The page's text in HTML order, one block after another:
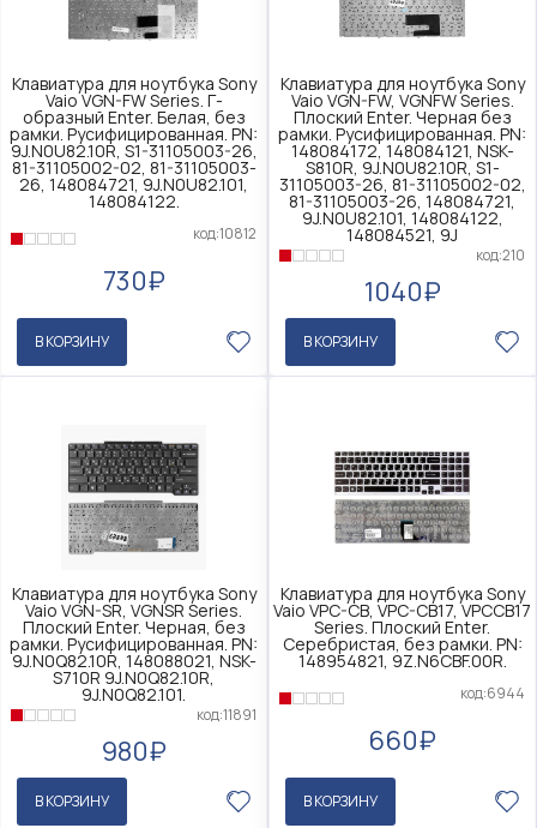
Клавиатура для ноутбука Sony
Vaio VGN-FW Series. Г-
образный Enter. Белая, без
рамки. Русифицированная. PN:
9J.N0U82.10R, S1-31105003-26,
81-31105002-02, 81-31105003-
26, 148084721, 9J.N0U82.101,
148084122.
код:10812
730₽
В КОРЗИНУ
Клавиатура для ноутбука Sony
Vaio VGN-FW, VGNFW Series.
Плоский Enter. Черная без
рамки. Русифицированная. PN:
148084172, 148084121, NSK-
S810R, 9J.N0U82.10R, S1-
31105003-26, 81-31105002-02,
81-31105003-26, 148084721,
9J.N0U82.101, 148084122,
148084521, 9J
код:210
1040₽
В КОРЗИНУ
Клавиатура для ноутбука Sony
Vaio VGN-SR, VGNSR Series.
Плоский Enter. Черная, без
рамки. Русифицированная. PN:
9J.N0Q82.10R, 148088021, NSK-
S710R 9J.N0Q82.10R,
9J.N0Q82.101.
код:11891
980₽
В КОРЗИНУ
Клавиатура для ноутбука Sony
Vaio VPC-CB, VPC-CB17, VPCCB17
Series. Плоский Enter.
Серебристая, без рамки. PN:
148954821, 9Z.N6CBF.00R.
код:6944
660₽
В КОРЗИНУ